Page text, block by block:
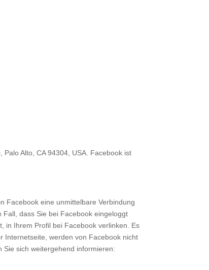
Alto, CA 94304, USA. Facebook ist
Facebook eine unmittelbare Verbindung
dass Sie bei Facebook eingeloggt
in Ihrem Profil bei Facebook verlinken. Es
Internetseite, werden von Facebook nicht
sich weitergehend informieren: